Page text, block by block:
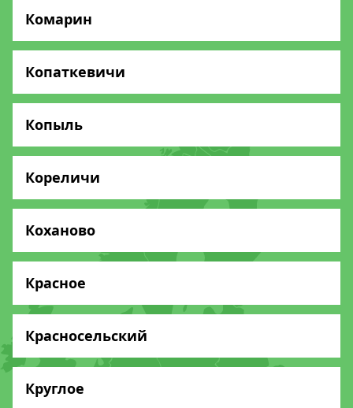
Комарин
Копаткевичи
Копыль
Кореличи
Коханово
Красное
Красносельский
Круглое